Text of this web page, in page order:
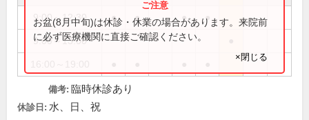
9:00～12:30 ● ● ● ●
9:00～13:00
お盆(8月中旬)は休診・休業の場合があります。来院前
に必ず医療機関に直接ご確認ください。
×閉じる
備考: 臨時休診あり
休診日: 水、日、祝